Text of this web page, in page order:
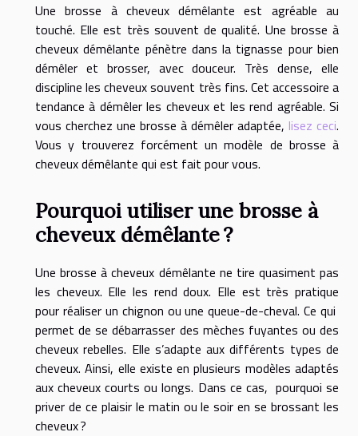
Une brosse à cheveux démêlante est agréable au
touché. Elle est très souvent de qualité. Une brosse à
cheveux démêlante pénètre dans la tignasse pour bien
démêler et brosser, avec douceur. Très dense, elle
discipline les cheveux souvent très fins. Cet accessoire a
tendance à démêler les cheveux et les rend agréable. Si
vous cherchez une brosse à démêler adaptée, lisez ceci.
Vous y trouverez forcément un modèle de brosse à
cheveux démêlante qui est fait pour vous.
Pourquoi utiliser une brosse à
cheveux démêlante ?
Une brosse à cheveux démêlante ne tire quasiment pas
les cheveux. Elle les rend doux. Elle est très pratique
pour réaliser un chignon ou une queue-de-cheval. Ce qui
permet de se débarrasser des mèches fuyantes ou des
cheveux rebelles. Elle s’adapte aux différents types de
cheveux. Ainsi, elle existe en plusieurs modèles adaptés
aux cheveux courts ou longs. Dans ce cas, pourquoi se
priver de ce plaisir le matin ou le soir en se brossant les
cheveux ?